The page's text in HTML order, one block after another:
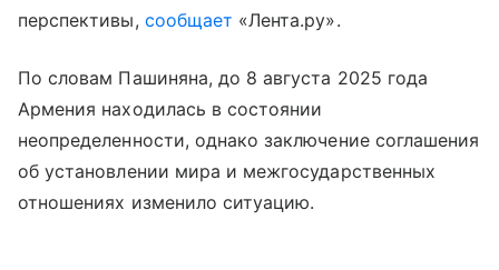
перспективы, сообщает «Лента.ру».
По словам Пашиняна, до 8 августа 2025 года
Армения находилась в состоянии
неопределенности, однако заключение соглашения
об установлении мира и межгосударственных
отношениях изменило ситуацию.